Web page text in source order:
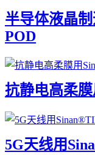
半导体液晶
POD
抗静电高柔
5G天线用